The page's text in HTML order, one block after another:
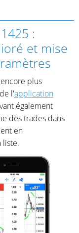
:
et mise
plus
l'application
également
des trades dans
en
liste.